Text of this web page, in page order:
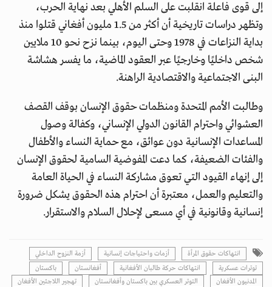
إلى قوى فاعلة انقلبت على السلم الأهلي بعد نهاية الحرب،
وتظهر دراسات تاريخية أن أكثر من 1.5 مليون أفغاني قتلوا منذ
بداية النزاعات في 1978 وحتى اليوم، بينما نزح نحو 10 ملايين
شخص داخليًا وخارجيًا عبر العقود الماضية، ما يفسر هشاشة
البنى الاجتماعية والاقتصادية الراهنة.
وطالبت الأمم المتحدة ومنظمات حقوق الإنسان بوقف القصف
العشوائي واحترام القانون الدولي الإنساني، وكفالة وصول
المساعدات الإنسانية دون عوائق، مع حماية النساء والأطفال
والفئات الضعيفة، كما دعت المفوضية السامية لحقوق الإنسان
إلى إنهاء القيود التي تعوق مشاركة النساء في الحياة العامة
والتعليم والعمل، معتبرة أن احترام هذه الحقوق يشكل ضرورة
إنسانية وقانونية في أي مسعى لإحلال السلام والاستقرار.
انتهاكات حقوق المرأة أزمات واحتياجات إنسانية
أزمة النزوح الداخلي
توترات عسكرية
انتهاكات حركة طالبان الأفغانية أفغانستان
باكستان
المدنيون الأفغان
التوتر العسكري بين باكستان وأفغانستان
تهجير اللاجئين الأفغان